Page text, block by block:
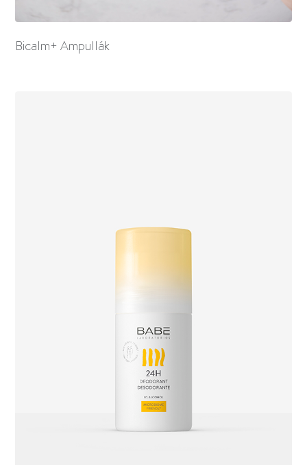
Bicalm+ Ampullák